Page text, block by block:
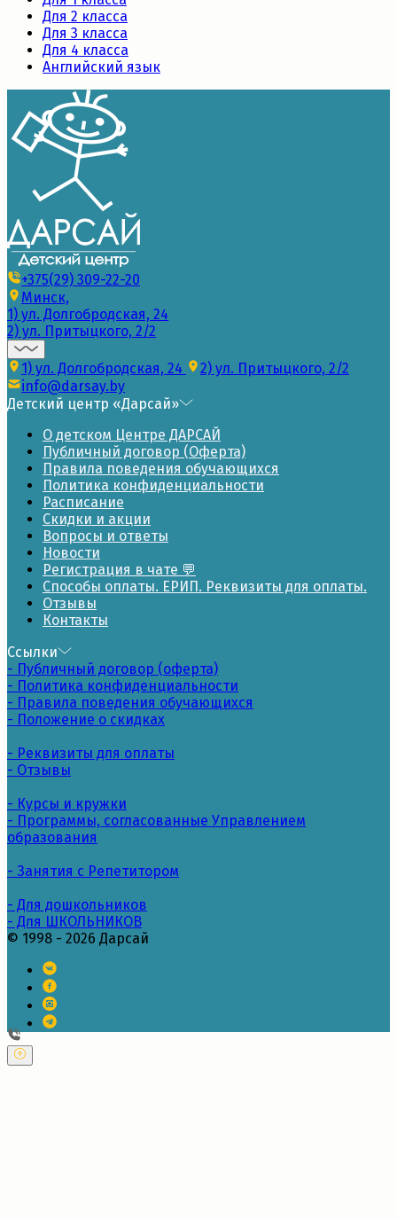
Для 2 класса
Для 3 класса
Для 4 класса
Английский язык
+375(29) 309-22-20
Минск,
1) ул. Долгобродская, 24
2) ул. Притыцкого, 2/2
1) ул. Долгобродская, 24
2) ул. Притыцкого, 2/2
info@darsay.by
Детский центр «Дарсай»
О детском Центре ДАРСАЙ
Публичный договор (Оферта)
Правила поведения обучающихся
Политика конфиденциальности
Расписание
Скидки и акции
Вопросы и ответы
Новости
Регистрация в чате 💬
Способы оплаты. ЕРИП. Реквизиты для оплаты.
Отзывы
Контакты
Ссылки
- Публичный договор (оферта)
- Политика конфиденциальности
- Правила поведения обучающихся
- Положение о скидках
- Реквизиты для оплаты
- Отзывы
- Курсы и кружки
- Программы, согласованные Управлением
образования
- Занятия с Репетитором
- Для дошкольников
- Для ШКОЛЬНИКОВ
© 1998 - 2026 Дарсай